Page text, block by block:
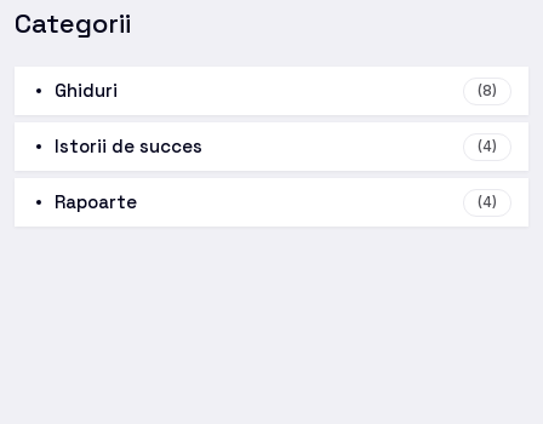
Categorii
Ghiduri (8)
Istorii de succes (4)
Rapoarte (4)